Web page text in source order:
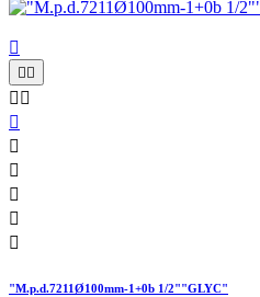

 
 






"M.p.d.7211Ø100mm-1+0b 1/2""GLYC"